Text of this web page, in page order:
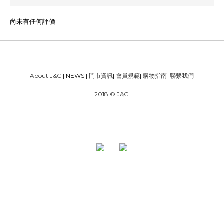
尚未有任何評價
About J&C | NEWS | 門市資訊| 會員規範| 購物指南 |聯繫我們
2018 © J&C